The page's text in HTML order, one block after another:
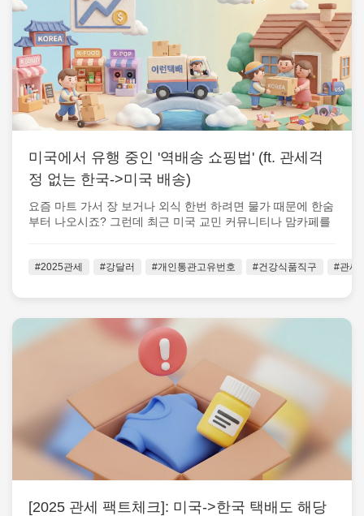
미국에서 유행 중인 '역배송 쇼핑법' (ft. 관세걱
정 없는 한국->미국 배송)
요즘 마트 가서 장 보거나 외식 한번 하려면 물가 때문에 한숨
부터 나오시죠? 그런데 최근 미국 교민 커뮤니티나 맘카페를
#2025관세 #강달러 #개인통관고유번호 #건강식품직구 #관세
[2025 관세 팩트체크]: 미국->한국 택배도 해당